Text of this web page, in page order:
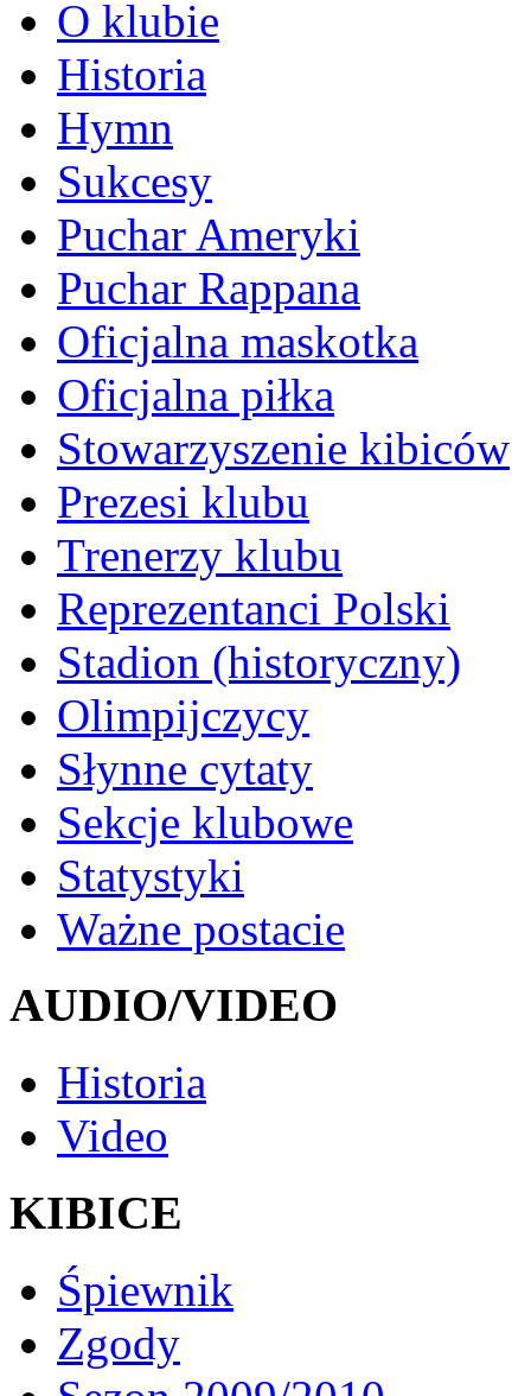
O klubie
Historia
Hymn
Sukcesy
Puchar Ameryki
Puchar Rappana
Oficjalna maskotka
Oficjalna piłka
Stowarzyszenie kibiców
Prezesi klubu
Trenerzy klubu
Reprezentanci Polski
Stadion (historyczny)
Olimpijczycy
Słynne cytaty
Sekcje klubowe
Statystyki
Ważne postacie
AUDIO/VIDEO
Historia
Video
KIBICE
Śpiewnik
Zgody